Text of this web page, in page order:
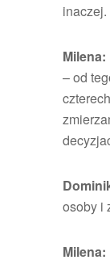
inaczej.
Milena:
– od
osoby i
Milena: